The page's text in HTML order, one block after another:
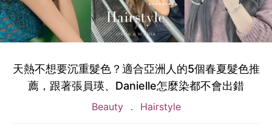
天熱不想要沉重髮色？適合亞洲人的5個春夏髮色推
薦，跟著張員瑛、Danielle怎麼染都不會出錯
Beauty Hairstyle